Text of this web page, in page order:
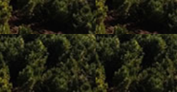
Mots clés